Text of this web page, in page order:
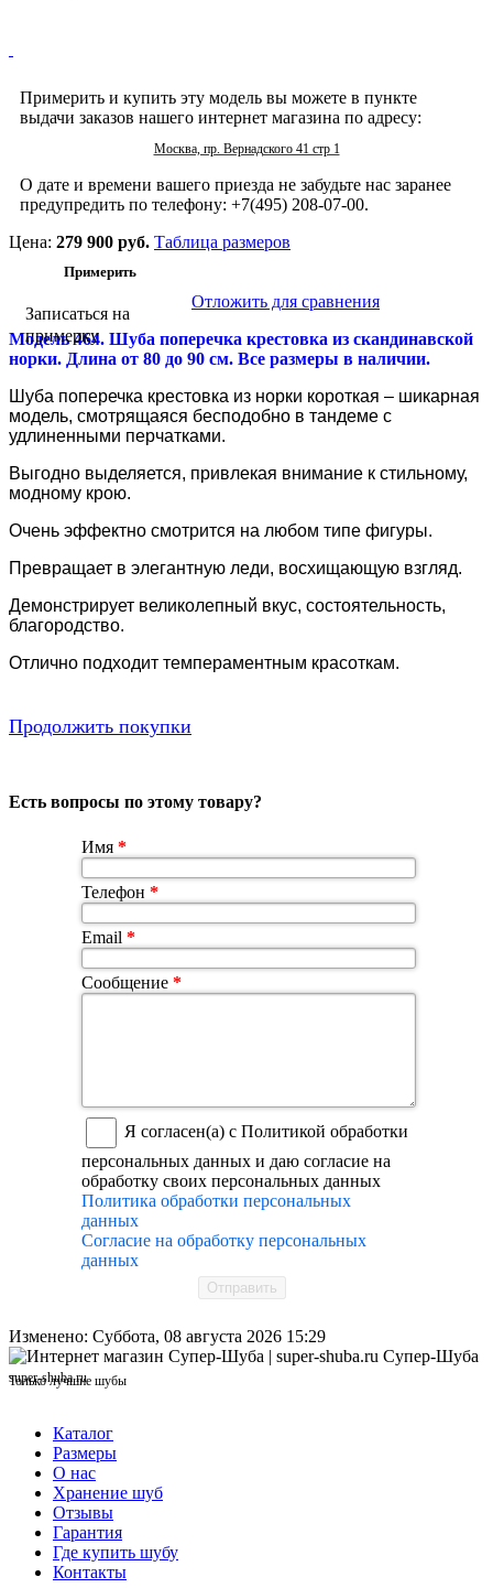
Примерить и купить эту модель вы можете в пункте
выдачи заказов нашего интернет магазина по адресу:
Москва, пр. Вернадского 41 стр 1
О дате и времени вашего приезда не забудьте нас заранее
предупредить по телефону: +7(495) 208-07-00.
Цена: 279 900 руб. Таблица размеров
Записаться на
примерку
Отложить для сравнения
Модель 464. Шуба поперечка крестовка из скандинавской
норки. Длина от 80 до 90 см. Все размеры в наличии.
Шуба поперечка крестовка из норки короткая – шикарная
модель, смотрящаяся бесподобно в тандеме с
удлиненными перчатками.
Выгодно выделяется, привлекая внимание к стильному,
модному крою.
Очень эффектно смотрится на любом типе фигуры.
Превращает в элегантную леди, восхищающую взгляд.
Демонстрирует великолепный вкус, состоятельность,
благородство.
Отлично подходит темпераментным красоткам.
Продолжить покупки
Есть вопросы по этому товару?
Имя *
Телефон *
Email *
Сообщение *
Я согласен(а) с Политикой обработки
персональных данных и даю согласие на
обработку своих персональных данных
Политика обработки персональных
данных
Согласие на обработку персональных
данных
Отправить
Изменено: Суббота, 08 августа 2026 15:29
Супер-Шуба
super-shuba.ru
Только лучшие шубы
Каталог
Размеры
О нас
Хранение шуб
Отзывы
Гарантия
Где купить шубу
Контакты